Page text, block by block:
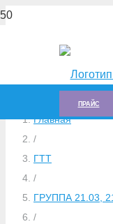
ПРАЙС
Главная
/
ГTT
/
ГРУППА 21.03,
/